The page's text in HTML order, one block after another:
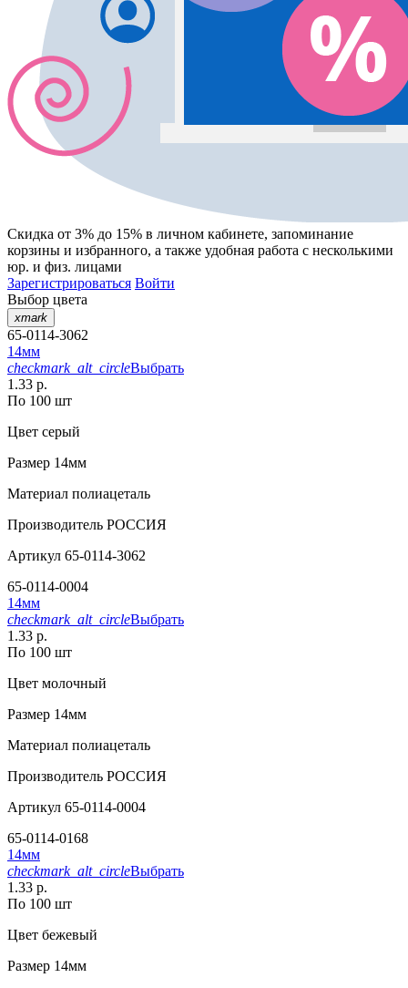
Скидка от 3% до 15% в личном кабинете, запоминание
корзины и избранного, а также удобная работа с несколькими
юр. и физ. лицами
Зарегистрироваться Войти
Выбор цвета
xmark
65-0114-3062
14мм
checkmark_alt_circleВыбрать
1.33 р.
По 100 шт
Цвет серый
Размер 14мм
Материал полиацеталь
Производитель РОССИЯ
Артикул 65-0114-3062
65-0114-0004
14мм
checkmark_alt_circleВыбрать
1.33 р.
По 100 шт
Цвет молочный
Размер 14мм
Материал полиацеталь
Производитель РОССИЯ
Артикул 65-0114-0004
65-0114-0168
14мм
checkmark_alt_circleВыбрать
1.33 р.
По 100 шт
Цвет бежевый
Размер 14мм